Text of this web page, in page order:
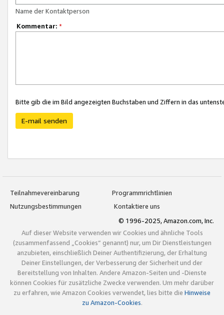
Name der Kontaktperson
Kommentar: *
Bitte gib die im Bild angezeigten Buchstaben und Ziffern in das
E-mail senden
Teilnahmevereinbarung
Programmrichtlinien
Nutzungsbestimmungen
Kontaktiere uns
© 1996-2025, Amazon.com, Inc.
Auf dieser Website verwenden wir Cookies und ähnliche Tools
(zusammenfassend „Cookies“ genannt) nur, um Dir Dienstleistungen
anzubieten, einschließlich Deiner Authentifizierung, der Erhaltung
Deiner Einstellungen, der Verbesserung der Sicherheit und der
Bereitstellung von Inhalten. Andere Amazon-Seiten und -Dienste
können Cookies für zusätzliche Zwecke verwenden. Um mehr darüber
zu erfahren, wie Amazon Cookies verwendet, lies bitte die Hinweise
zu Amazon-Cookies.